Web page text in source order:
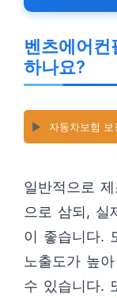
벤츠에어컨
하나요?
▶️ 자동차보험
일반적으로
으로 삼되, 실
이 좋습니다.
노출도가 높
수 있습니다.